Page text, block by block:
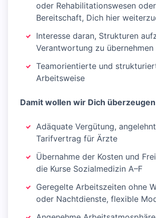
oder Rehabilitationswesen
Bereitschaft, Dich hier
Interesse daran, Strukturen
Verantwortung zu übernehmen
Teamorientierte und
Arbeitsweise
Damit wollen wir Dich
Adäquate Vergütung,
Tarifvertrag für Ärzte
Übernahme der Kosten und
die Kurse Sozialmedizin A–F
Geregelte Arbeitszeiten ohne
oder Nachtdienste, flexible